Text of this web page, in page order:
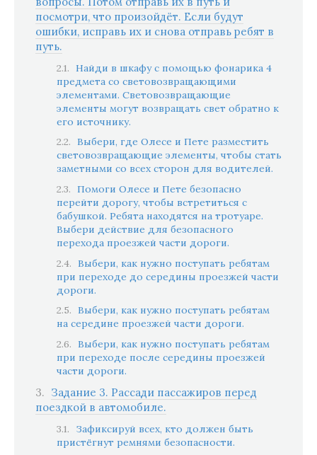
посмотри, что произойдёт. Если будут
ошибки, исправь их и снова отправь ребят в
путь.
Найди в шкафу с помощью фонарика 4
предмета со световозвращающими
элементами. Световозвращающие
элементы могут возвращать свет обратно к
его источнику.
Выбери, где Олесе и Пете разместить
световозвращающие элементы, чтобы стать
заметными со всех сторон для водителей.
Помоги Олесе и Пете безопасно
перейти дорогу, чтобы встретиться с
бабушкой. Ребята находятся на тротуаре.
Выбери действие для безопасного
перехода проезжей части дороги.
Выбери, как нужно поступать ребятам
при переходе до середины проезжей части
дороги.
Выбери, как нужно поступать ребятам
на середине проезжей части дороги.
Выбери, как нужно поступать ребятам
при переходе после середины проезжей
части дороги.
Задание 3. Рассади пассажиров перед
поездкой в автомобиле.
Зафиксируй всех, кто должен быть
пристёгнут ремнями безопасности.